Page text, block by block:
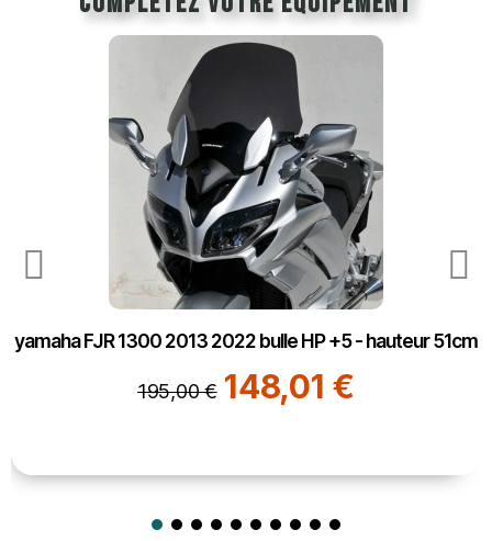
yamaha FJR 1300 2013 2022 bulle HP +5 - hauteur 51cm
195,00 € 148,01 €